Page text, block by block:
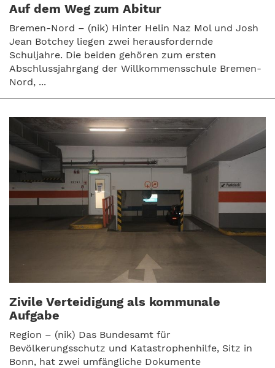
Auf dem Weg zum Abitur
Bremen-Nord – (nik) Hinter Helin Naz Mol und Josh
Jean Botchey liegen zwei herausfordernde
Schuljahre. Die beiden gehören zum ersten
Abschlussjahrgang der Willkommensschule Bremen-
Nord, ...
Zivile Verteidigung als kommunale
Aufgabe
Region – (nik) Das Bundesamt für
Bevölkerungsschutz und Katastrophenhilfe, Sitz in
Bonn, hat zwei umfängliche Dokumente